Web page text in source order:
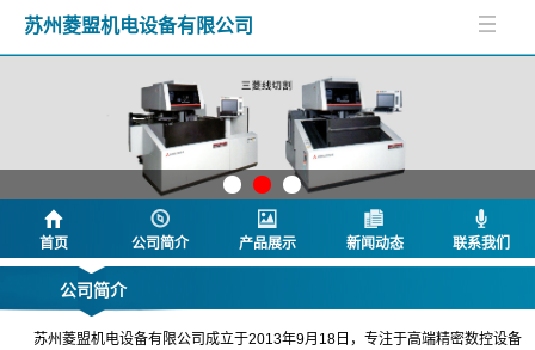
苏州菱盟机电设备有限公司
首页 公司简介 产品展示 新闻动态 联系我们
公司简介
苏州菱盟机电设备有限公司成立于2013年9月18日，专注于高端精密数控设备